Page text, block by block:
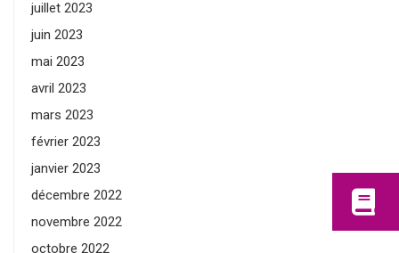
juillet 2023
juin 2023
mai 2023
avril 2023
mars 2023
février 2023
janvier 2023
décembre 2022
novembre 2022
octobre 2022